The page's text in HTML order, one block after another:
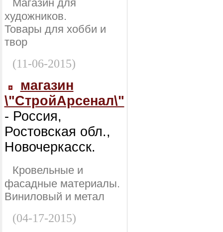
Магазин для
художников.
Товары для хобби и
твор
(11-06-2015)
магазин
\"СтройАрсенал\"
- Россия,
Ростовская обл.,
Новочеркасск.
Кровельные и
фасадные материалы.
Виниловый и метал
(04-17-2015)